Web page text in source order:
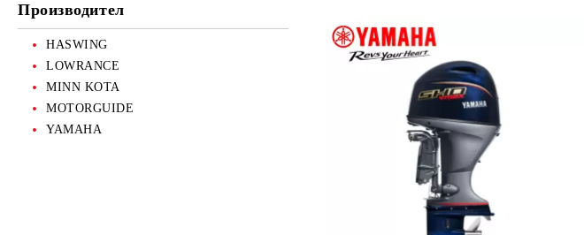
Подхранки
Протеинови топчета и пелети
Семена
Производител
HASWING
LOWRANCE
MINN KOTA
MOTORGUIDE
YAMAHA